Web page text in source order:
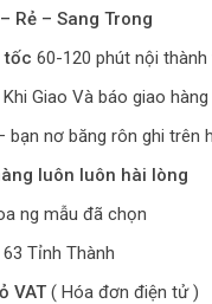
Rẻ – Sang Trong
tốc 60-120 phút nội thành
Giao Và báo giao
bạn nơ băng rôn ghi trên
luôn luôn hài lòng
ng mẫu đã chọn
Tỉnh Thành
VAT ( Hóa đơn điện tử )